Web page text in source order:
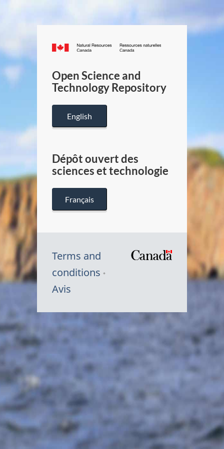
Canada.ca
/
Canada
Open Science and
Technology Repository
English
Dépôt ouvert des
sciences et technologie
Français
Terms and
conditions
Avis
Symbole
Canada